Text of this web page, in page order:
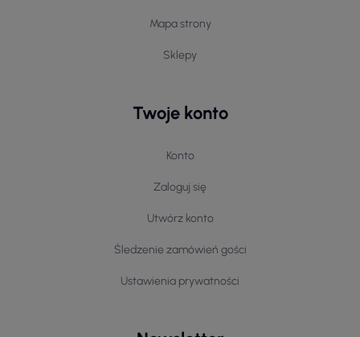
Mapa strony
Sklepy
Twoje konto
Konto
Zaloguj się
Utwórz konto
Śledzenie zamówień gości
Ustawienia prywatności